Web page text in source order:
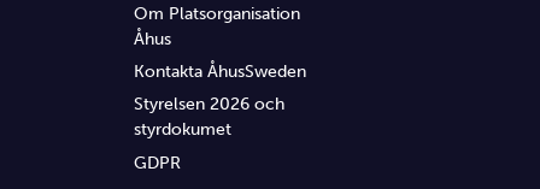
Om Platsorganisation
Åhus
Kontakta ÅhusSweden
Styrelsen 2026 och
styrdokumet
GDPR